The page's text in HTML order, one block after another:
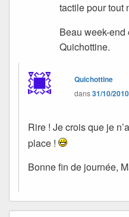
tactile pour tout
Beau week-end
Quichottine.
Quichottine
dans31/10/
Rire ! Je crois que je
place !
Bonne fin de journée,